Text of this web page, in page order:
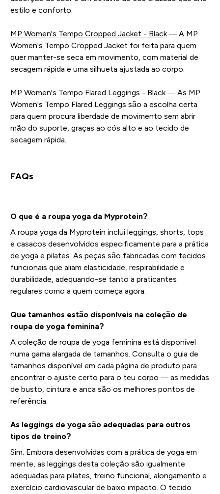
estilo e conforto.
MP Women's Tempo Cropped Jacket - Black— A MP
Women's Tempo Cropped Jacket foi feita para quem
quer manter-se seca em movimento, com material de
secagem rápida e uma silhueta ajustada ao corpo.
MP Women's Tempo Flared Leggings - Black— As MP
Women's Tempo Flared Leggings são a escolha certa
para quem procura liberdade de movimento sem abrir
mão do suporte, graças ao cós alto e ao tecido de
secagem rápida.
FAQs
O que é a roupa yoga da Myprotein?
A roupa yoga da Myprotein inclui leggings, shorts, tops
e casacos desenvolvidos especificamente para a prática
de yoga e pilates. As peças são fabricadas com tecidos
funcionais que aliam elasticidade, respirabilidade e
durabilidade, adequando-se tanto a praticantes
regulares como a quem começa agora.
Que tamanhos estão disponíveis na coleção de
roupa de yoga feminina?
A coleção de roupa de yoga feminina está disponível
numa gama alargada de tamanhos. Consulta o guia de
tamanhos disponível em cada página de produto para
encontrar o ajuste certo para o teu corpo — as medidas
de busto, cintura e anca são os melhores pontos de
referência.
As leggings de yoga são adequadas para outros
tipos de treino?
Sim. Embora desenvolvidas com a prática de yoga em
mente, as leggings desta coleção são igualmente
adequadas para pilates, treino funcional, alongamento e
exercício cardiovascular de baixo impacto. O tecido